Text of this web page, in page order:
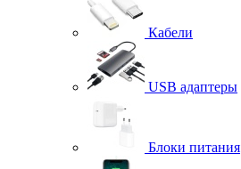
Кабели
USB адаптеры
Блоки питания